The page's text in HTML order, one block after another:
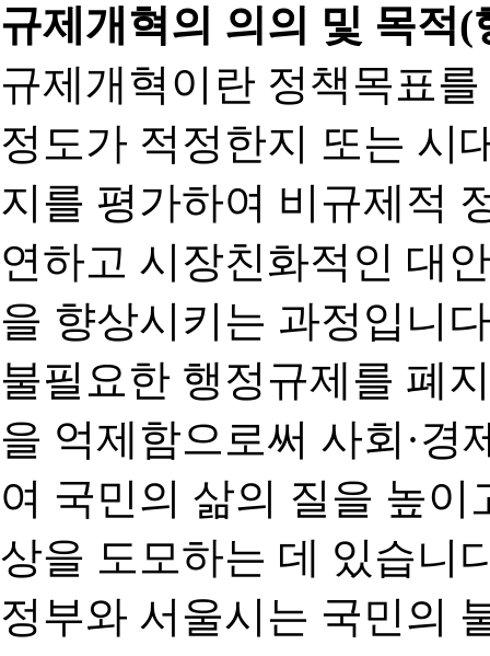
규제개혁의 의의 및 목적
규제개혁이란 정책목표
정도가 적정한지 또는 시
지를 평가하여 비규제적
연하고 시장친화적인 대
을 향상시키는 과정입니
불필요한 행정규제를 폐
을 억제함으로써 사회·경
여 국민의 삶의 질을 높
상을 도모하는 데 있습니
정부와 서울시는 국민의